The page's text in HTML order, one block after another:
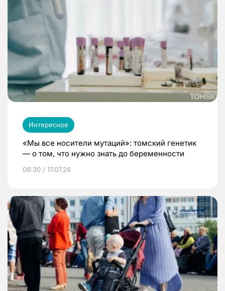
Интересное
«Мы все носители мутаций»: томский генетик
— о том, что нужно знать до беременности
08:30 / 17.07.26